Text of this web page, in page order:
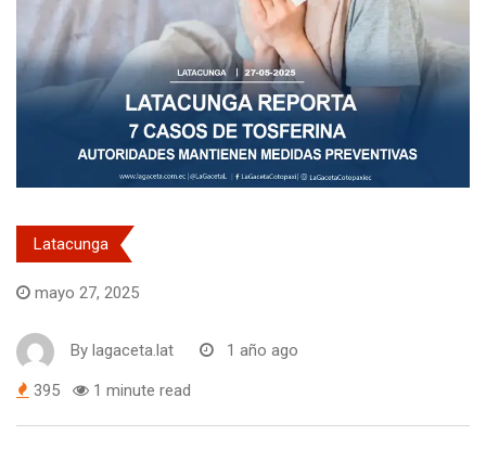
Latacunga
mayo 27, 2025
By lagaceta.lat 1 año ago
395 1 minute read